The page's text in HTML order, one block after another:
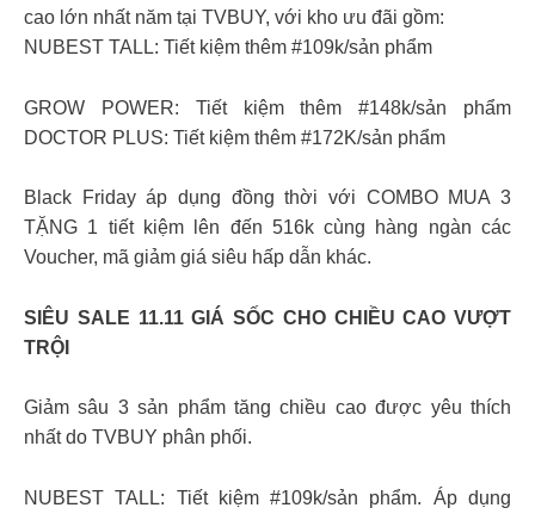
cao lớn nhất năm tại TVBUY, với kho ưu đãi gồm:
NUBEST TALL: Tiết kiệm thêm #109k/sản phẩm
GROW POWER: Tiết kiệm thêm #148k/sản phẩm
DOCTOR PLUS: Tiết kiệm thêm #172K/sản phẩm
Black Friday áp dụng đồng thời với COMBO MUA 3
TẶNG 1 tiết kiệm lên đến 516k cùng hàng ngàn các
Voucher, mã giảm giá siêu hấp dẫn khác.
SIÊU SALE 11.11 GIÁ SỐC CHO CHIỀU CAO VƯỢT
TRỘI
Giảm sâu 3 sản phẩm tăng chiều cao được yêu thích
nhất do TVBUY phân phối.
NUBEST TALL: Tiết kiệm #109k/sản phẩm. Áp dụng